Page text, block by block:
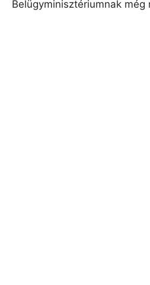
Belügyminisztériumnak még